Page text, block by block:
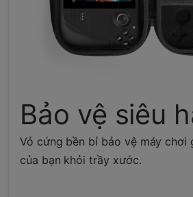
Bảo vệ siêu
Vỏ cứng bền bỉ bảo vệ máy chơi
của bạn khỏi trầy xước.